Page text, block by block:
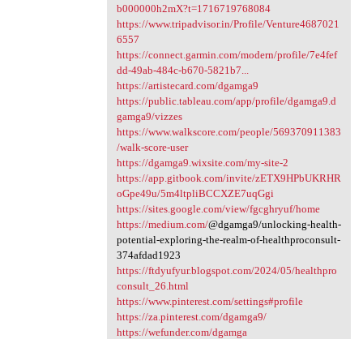
b000000h2mX?t=1716719768084
https://www.tripadvisor.in/Profile/Venture4687021
6557
https://connect.garmin.com/modern/profile/7e4fef
dd-49ab-484c-b670-5821b7...
https://artistecard.com/dgamga9
https://public.tableau.com/app/profile/dgamga9.d
gamga9/vizzes
https://www.walkscore.com/people/569370911383
/walk-score-user
https://dgamga9.wixsite.com/my-site-2
https://app.gitbook.com/invite/zETX9HPbUKRHR
oGpe49u/5m4ltpliBCCXZE7uqGgi
https://sites.google.com/view/fgcghryuf/home
https://medium.com/@dgamga9/unlocking-health-
potential-exploring-the-realm-of-healthproconsult-
374afdad1923
https://ftdyufyur.blogspot.com/2024/05/healthpro
consult_26.html
https://www.pinterest.com/settings#profile
https://za.pinterest.com/dgamga9/
https://wefunder.com/dgamga